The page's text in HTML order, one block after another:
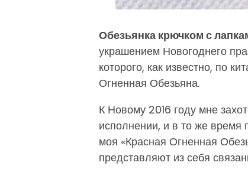
Обезьянка крючком с
украшением Новогоднего
которого, как известно, по
Огненная Обезьяна.
К Новому 2016 году мне
исполнении, и в то же
моя «Красная Огненная
представляют из себя